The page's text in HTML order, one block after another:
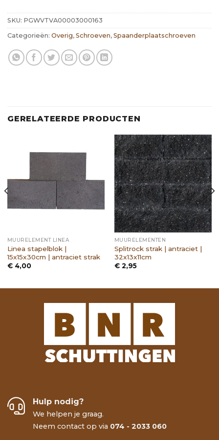
SKU: PGWVTVA00003000163
Categorieën: Overig, Schroeven, Spaanderplaatschroeven
GERELATEERDE PRODUCTEN
MUURELEMENT LINEA
Linea stapelblok |
15x15x30cm | antraciet strak
€4,00
MUURELEMENTEN
Splitrock strak | antraciet |
32x13x11cm
€2,95
Hulp nodig?
We helpen je graag.
Neem contact op via 074 - 2033 060